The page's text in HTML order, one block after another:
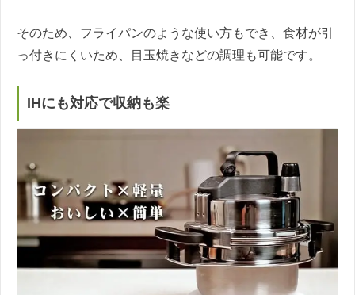
そのため、フライパンのような使い方もでき、食材が引
っ付きにくいため、目玉焼きなどの調理も可能です。
IHにも対応で収納も楽